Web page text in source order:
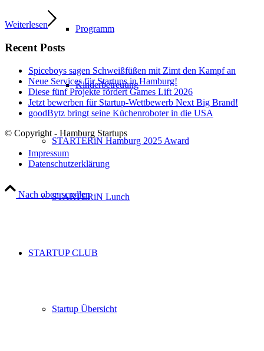
Programm
Kinderbetreuung
STARTERiN Hamburg 2025 Award
STARTERiN Lunch
STARTUP CLUB
Startup Übersicht
Weiterlesen
Recent Posts
Spiceboys sagen Schweißfüßen mit Zimt den Kampf an
Neue Services für Startups in Hamburg!
Diese fünf Projekte fördert Games Lift 2026
Jetzt bewerben für Startup-Wettbewerb Next Big Brand!
goodBytz bringt seine Küchenroboter in die USA
© Copyright - Hamburg Startups
Impressum
Datenschutzerklärung
Nach oben scrollen